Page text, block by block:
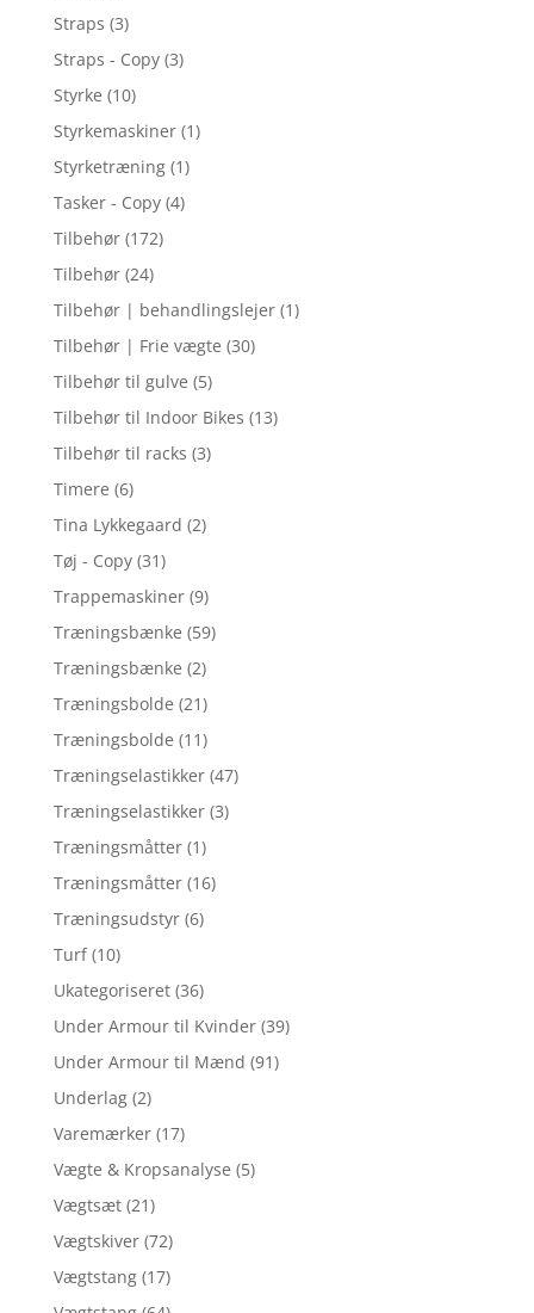
Straps (3)
Straps - Copy (3)
Styrke (10)
Styrkemaskiner (1)
Styrketræning (1)
Tasker - Copy (4)
Tilbehør (172)
Tilbehør (24)
Tilbehør | behandlingslejer (1)
Tilbehør | Frie vægte (30)
Tilbehør til gulve (5)
Tilbehør til Indoor Bikes (13)
Tilbehør til racks (3)
Timere (6)
Tina Lykkegaard (2)
Tøj - Copy (31)
Trappemaskiner (9)
Træningsbænke (59)
Træningsbænke (2)
Træningsbolde (21)
Træningsbolde (11)
Træningselastikker (47)
Træningselastikker (3)
Træningsmåtter (1)
Træningsmåtter (16)
Træningsudstyr (6)
Turf (10)
Ukategoriseret (36)
Under Armour til Kvinder (39)
Under Armour til Mænd (91)
Underlag (2)
Varemærker (17)
Vægte & Kropsanalyse (5)
Vægtsæt (21)
Vægtskiver (72)
Vægtstang (17)